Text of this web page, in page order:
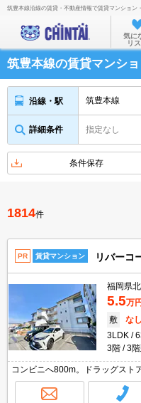
筑豊本線沿線の賃貸・不動産情報で賃貸マンション
気に
リ
筑豊本線の賃貸マンシ
沿線・駅 筑豊本線
詳細条件 指定なし
条件保存
1814件
PR 賃貸マンション リバーコ
福岡県
5.5万円
敷
なし
3LDK
3階
3
コンビニへ800m。ドラッグスト
浄便座付き。